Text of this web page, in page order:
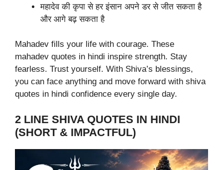
महादेव की कृपा से हर इंसान अपने डर से जीत सकता है
और आगे बढ़ सकता है
Mahadev fills your life with courage. These
mahadev quotes in hindi inspire strength. Stay
fearless. Trust yourself. With Shiva’s blessings,
you can face anything and move forward with shiva
quotes in hindi confidence every single day.
2 LINE SHIVA QUOTES IN HINDI
(SHORT & IMPACTFUL)